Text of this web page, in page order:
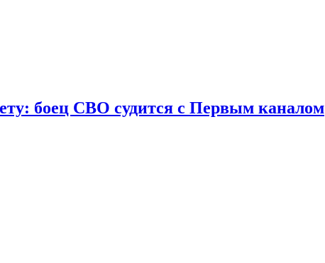
боец СВО судится с Первым каналом